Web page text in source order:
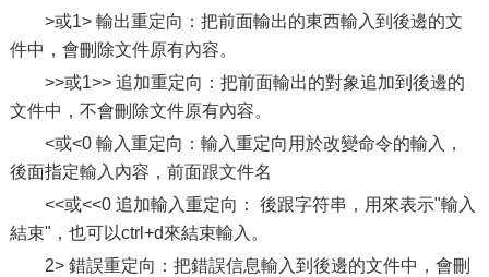
>或1> 輸出重定向：把前面輸出的東西輸入到後邊的文
件中，會刪除文件原有內容。
>>或1>> 追加重定向：把前面輸出的對象追加到後邊的
文件中，不會刪除文件原有內容。
<或<0 輸入重定向：輸入重定向用於改變命令的輸入，
後面指定輸入內容，前面跟文件名
<<或<<0 追加輸入重定向： 後跟字符串，用來表示"輸入
結束"，也可以ctrl+d來結束輸入。
2> 錯誤重定向：把錯誤信息輸入到後邊的文件中，會刪